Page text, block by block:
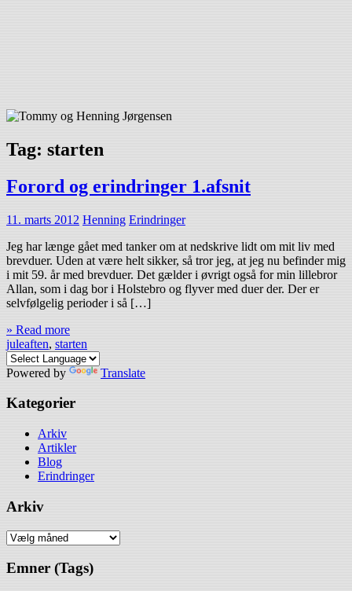
Tag: starten
Forord og erindringer 1.afsnit
11. marts 2012 Henning Erindringer
Jeg har længe gået med tanker om at nedskrive lidt om mit liv med
brevduer. Uden at være helt sikker, så tror jeg, at jeg nu befinder mig
i mit 59. år med brevduer. Det gælder i øvrigt også for min lillebror
Allan, som i dag bor i Holstebro og flyver med duer der. Der er
selvfølgelig perioder i så […]
» Read more
juleaften, starten
Powered by Translate
Kategorier
Arkiv
Artikler
Blog
Erindringer
Arkiv
Arkiv
Emner (Tags)